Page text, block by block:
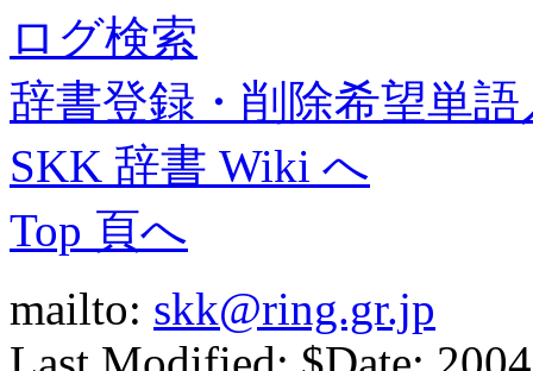
ログ検索
辞書登録・削除希望単
SKK 辞書 Wiki へ
Top 頁へ
mailto: skk@ring.gr.jp